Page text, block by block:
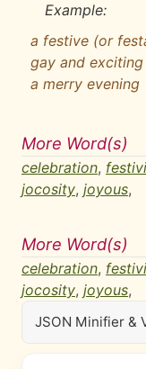
Example:
a festive (or
gay and
a merry evening
More Word(s)
celebration,
jocosity, joyous,
More Word(s)
celebration,
jocosity, joyous,
JSON Minifier &